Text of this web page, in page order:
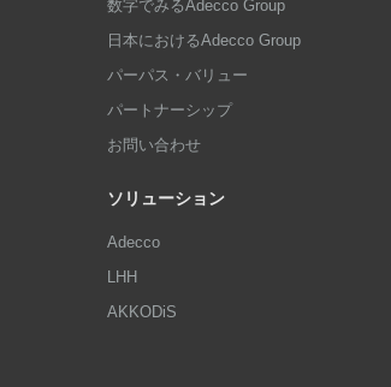
数字でみるAdecco Group
日本におけるAdecco Group
パーパス・バリュー
パートナーシップ
お問い合わせ
ソリューション
Adecco
LHH
AKKODiS